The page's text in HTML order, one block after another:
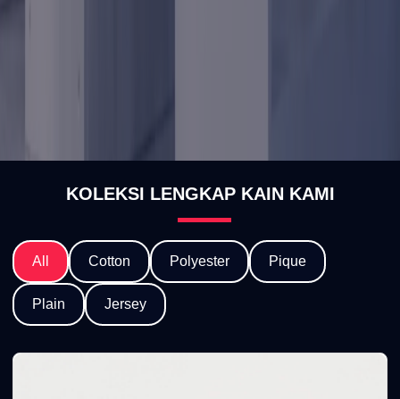
KOLEKSI LENGKAP KAIN KAMI
All Cotton Polyester Pique
Plain Jersey